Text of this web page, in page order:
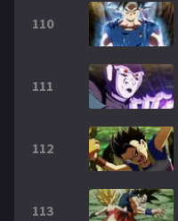
110
111
112
113